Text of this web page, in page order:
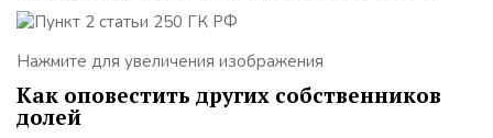
Нажмите для увеличения изображения
Как оповестить других собственников
долей